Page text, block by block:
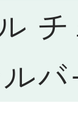
バ